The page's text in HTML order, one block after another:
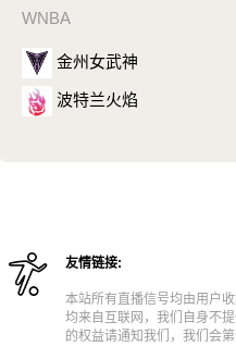
WNBA
金州女武神
波特兰火焰
友情链接:
本站所有直播信号均由用户
均来自互联网，我们自身不
的权益请通知我们，我们会第